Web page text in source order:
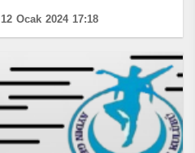
12 Ocak 2024 17:18